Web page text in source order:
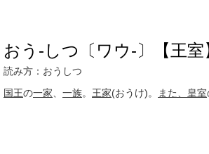
おう‐しつ〔ワウ‐〕【王室
読み方：おうしつ
国王の一家 一族。 王家(おうけ)。 また、 皇室